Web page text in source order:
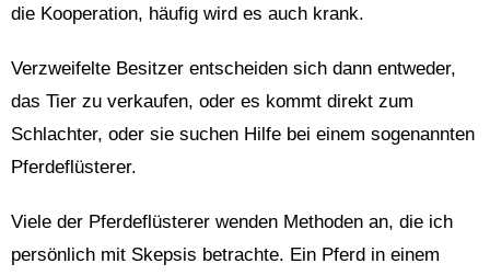
die Kooperation, häufig wird es auch krank.
Verzweifelte Besitzer entscheiden sich dann entweder,
das Tier zu verkaufen, oder es kommt direkt zum
Schlachter, oder sie suchen Hilfe bei einem sogenannten
Pferdeflüsterer.
Viele der Pferdeflüsterer wenden Methoden an, die ich
persönlich mit Skepsis betrachte. Ein Pferd in einem